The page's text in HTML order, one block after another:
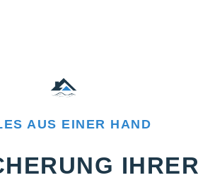
AUS EINER HAND
IHRER